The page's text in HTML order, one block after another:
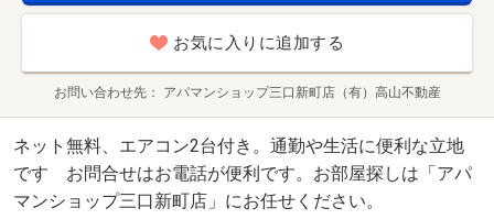
お気に入りに追加する
お問い合わせ先 アパマンショップ三口新町店（有）高山不動産
ネット無料、エアコン2台付き。通勤や生活に便利な立地
です お問合せはお電話が便利です。お部屋探しは「アパ
マンショップ三口新町店」にお任せください。